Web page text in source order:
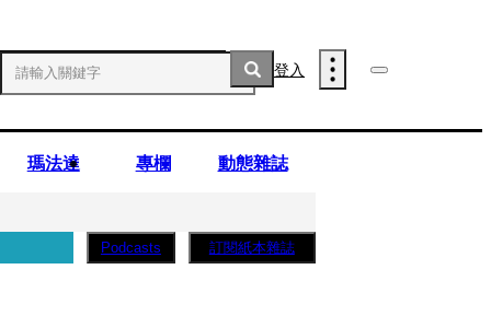
登入
瑪法達 專欄 動態雜誌
Podcasts 訂閱紙本雜誌